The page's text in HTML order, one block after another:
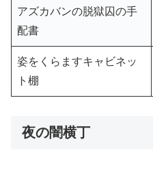
アズカバンの脱獄囚の手
配書
姿をくらますキャビネッ
ト棚
夜の闇横丁